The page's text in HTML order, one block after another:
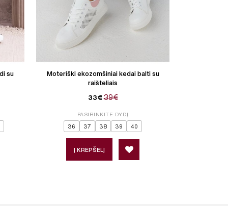
su
Moteriški ekozomšiniai kedai balti su
raišteliais
33€ 39€
PASIRINKITE DYDĮ
36 37 38 39 40
Į KREPŠELĮ